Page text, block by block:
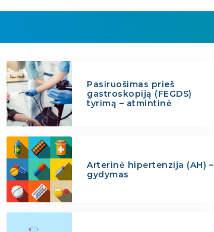
Pasiruošimas prieš
gastroskopiją (FEGDS)
tyrimą – atmintinė
Arterinė hipertenzija (AH) –
gydymas